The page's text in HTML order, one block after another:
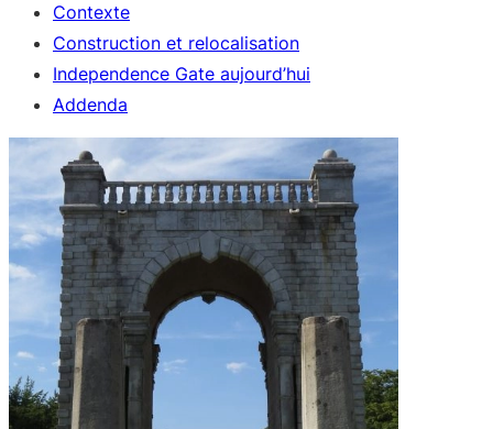
Contexte
Construction et relocalisation
Independence Gate aujourd’hui
Addenda